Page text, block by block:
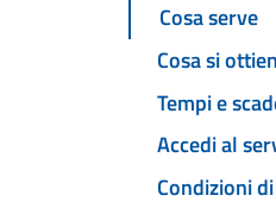
Cosa serve
Cosa si
Tempi e
Accedi al
Condizioni